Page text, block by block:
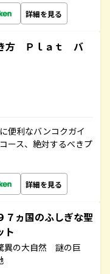
詳細を見る
方 Ｐｌａｔ バ
便利なバンコクガイ
ース、絶対するべきプ
詳細を見る
ヵ国のふしぎな聖
ト
異の大自然 謎の巨